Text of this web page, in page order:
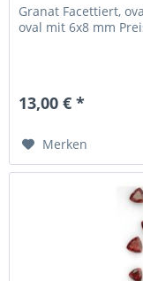
Granat Facettiert,
oval mit 6x8 mm
13,00 € *
Merken